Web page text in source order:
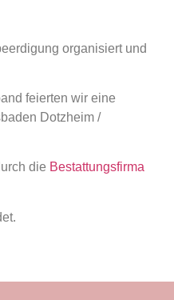
organisiert und
feierten wir eine
Dotzheim /
die Bestattungsfirma